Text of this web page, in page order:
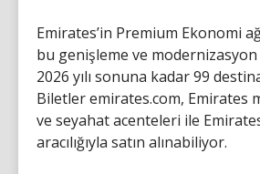
Emirates’in Premium Ekonomi
bu genişleme ve
2026 yılı sonuna kadar 99
Biletler emirates.com, Emirates
ve seyahat acenteleri ile
aracılığıyla satın alınabiliyor.